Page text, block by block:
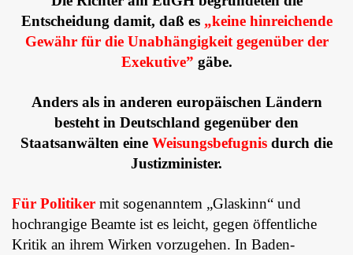
Entscheidung damit, daß es„keine hinreichende
Gewähr für die Unabhängigkeit gegenüber der
Exekutive” gäbe.
Anders als in anderen europäischen Ländern
besteht in Deutschland gegenüber den
Staatsanwälten eine Weisungsbefugnis durch die
Justizminister.
Für Politiker mit sogenanntem „Glaskinn“ und
hochrangige Beamte ist es leicht, gegen öffentliche
Kritik an ihrem Wirken vorzugehen. In Baden-